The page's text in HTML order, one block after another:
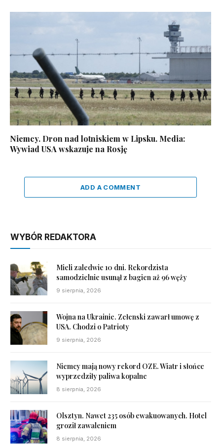
Niemcy. Dron nad lotniskiem w Lipsku. Media:
Wywiad USA wskazuje na Rosję
ADD A COMMENT
WYBÓR REDAKTORA
Mieli zaledwie 10 dni. Rekordzista
samodzielnie usunął z bagien aż 96 węży
9 sierpnia, 2026
Wojna na Ukrainie. Zełenski zawarł umowę z
USA. Chodzi o Patrioty
9 sierpnia, 2026
Niemcy mają nowy rekord OZE. Wiatr i słońce
wyprzedziły paliwa kopalne
8 sierpnia, 2026
Olsztyn. Nawet 235 osób ewakuowanych. Hotel
groził zawaleniem
8 sierpnia, 2026